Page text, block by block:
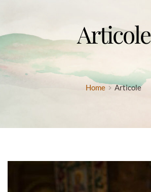
Articole
Home Articole